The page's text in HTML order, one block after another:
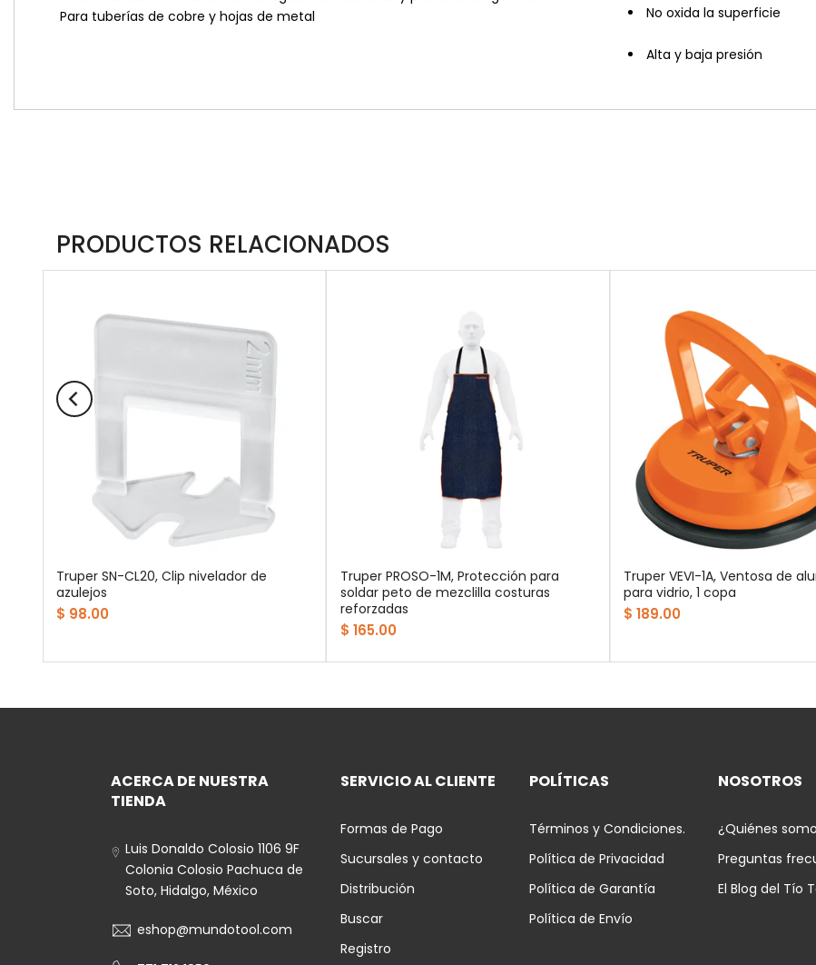
Para tuberías de cobre y hojas de metal
No oxida la superficie
Alta y baja presión
PRODUCTOS RELACIONADOS
Truper SN-CL20, Clip nivelador de
azulejos
$ 98.00
Truper PROSO-1M, Protección para
soldar peto de mezclilla costuras
reforzadas
$ 165.00
Truper VEVI-1A, Ventosa de
para vidrio, 1 copa
$ 189.00
ACERCA DE NUESTRA
TIENDA
Luis Donaldo Colosio 1106 9F
Colonia Colosio Pachuca de
Soto, Hidalgo, México
eshop@mundotool.com
SERVICIO AL CLIENTE
Formas de Pago
Sucursales y contacto
Distribución
Buscar
Registro
POLÍTICAS
Términos y Condiciones.
Política de Privacidad
Política de Garantía
Política de Envío
NOSOTROS
¿Quiénes
Preguntas
El Blog del Tío